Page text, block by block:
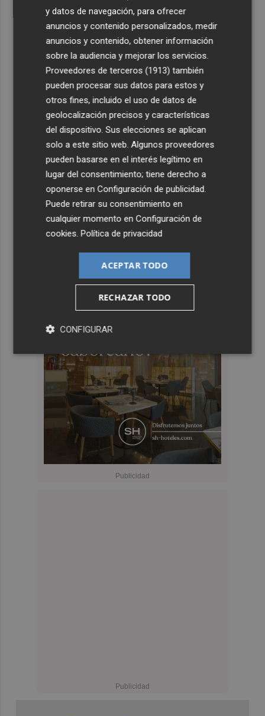
y datos de navegación, para ofrecer
anuncios y contenido personalizados, medir
anuncios y contenido, obtener información
sobre la audiencia y mejorar los servicios.
Proveedores de terceros (1913) también
pueden procesar sus datos para estos y
otros fines, incluido el uso de datos de
geolocalización precisos y características
del dispositivo. Sus elecciones se aplican
solo a este sitio web. Algunos proveedores
pueden basarse en el interés legítimo en
lugar del consentimiento; tiene derecho a
oponerse enConfiguración de publicidad
Puede retirar su consentimiento en
cualquier momento enConfiguración de
cookies .Política de privacidad
ACEPTAR TODO
RECHAZAR TODO
CONFIGURAR